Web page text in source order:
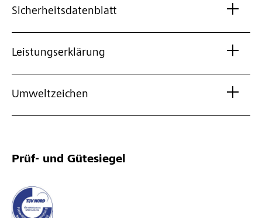
Sicherheitsdatenblatt
Leistungserklärung
Umweltzeichen
Prüf- und Gütesiegel